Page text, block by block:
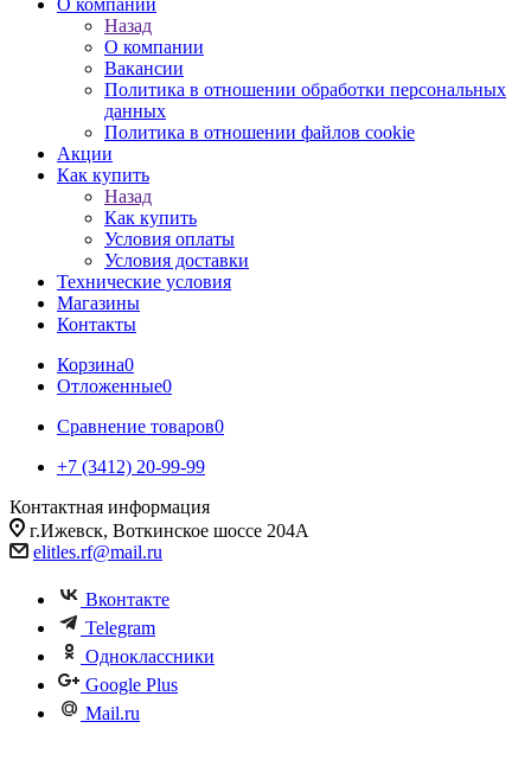
О компании
Назад
О компании
Вакансии
Политика в отношении обработки персональных
данных
Политика в отношении файлов cookie
Акции
Как купить
Назад
Как купить
Условия оплаты
Условия доставки
Технические условия
Магазины
Контакты
Корзина0
Отложенные0
Сравнение товаров0
+7 (3412) 20-99-99
Контактная информация
г.Ижевск, Воткинское шоссе 204А
elitles.rf@mail.ru
Вконтакте
Telegram
Одноклассники
Google Plus
Mail.ru